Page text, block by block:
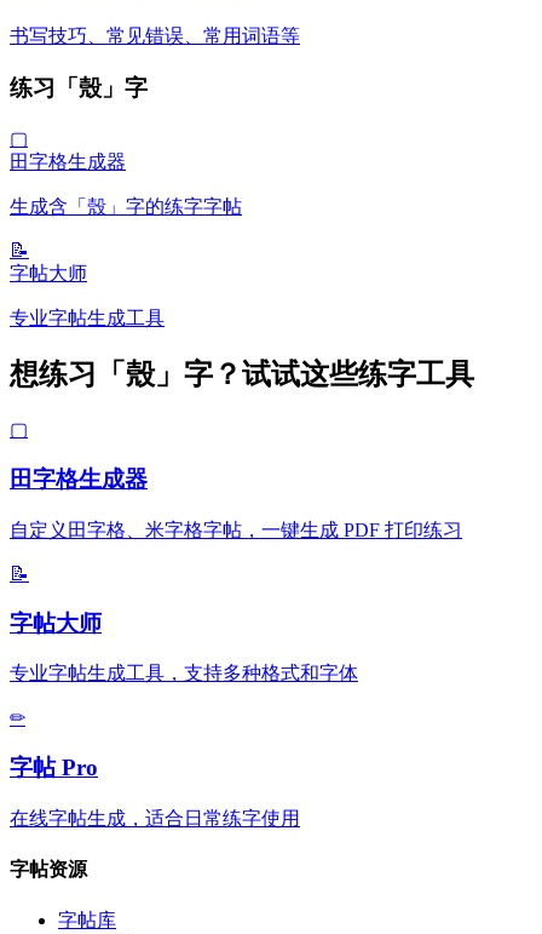
书写技巧、常见错误、常用词语等
练习「殼」字
▢
田字格生成器
生成含「殼」字的练字字帖
📝
字帖大师
专业字帖生成工具
想练习「殼」字？试试这些练字工具
▢
田字格生成器
自定义田字格、米字格字帖，一键生成 PDF 打印练习
📝
字帖大师
专业字帖生成工具，支持多种格式和字体
✏
字帖 Pro
在线字帖生成，适合日常练字使用
字帖资源
字帖库